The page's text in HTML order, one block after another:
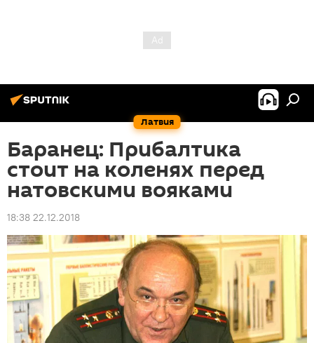
Латвия
Баранец: Прибалтика
стоит на коленях перед
натовскими вояками
18:38 22.12.2018